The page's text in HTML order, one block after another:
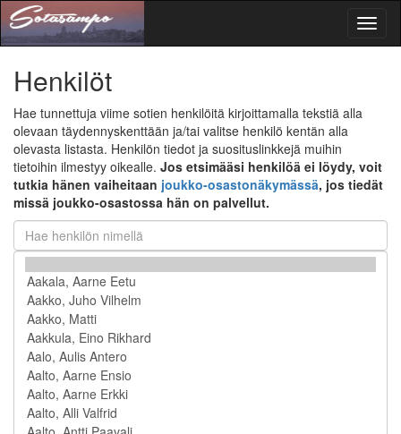
Henkilöt
Hae tunnettuja viime sotien henkilöitä kirjoittamalla tekstiä alla
olevaan täydennyskenttään ja/tai valitse henkilö kentän alla
olevasta listasta. Henkilön tiedot ja suosituslinkkejä muihin
tietoihin ilmestyy oikealle. Jos etsimääsi henkilöä ei löydy, voit
tutkia hänen vaiheitaan joukko-osastonäkymässä, jos tiedät
missä joukko-osastossa hän on palvellut.